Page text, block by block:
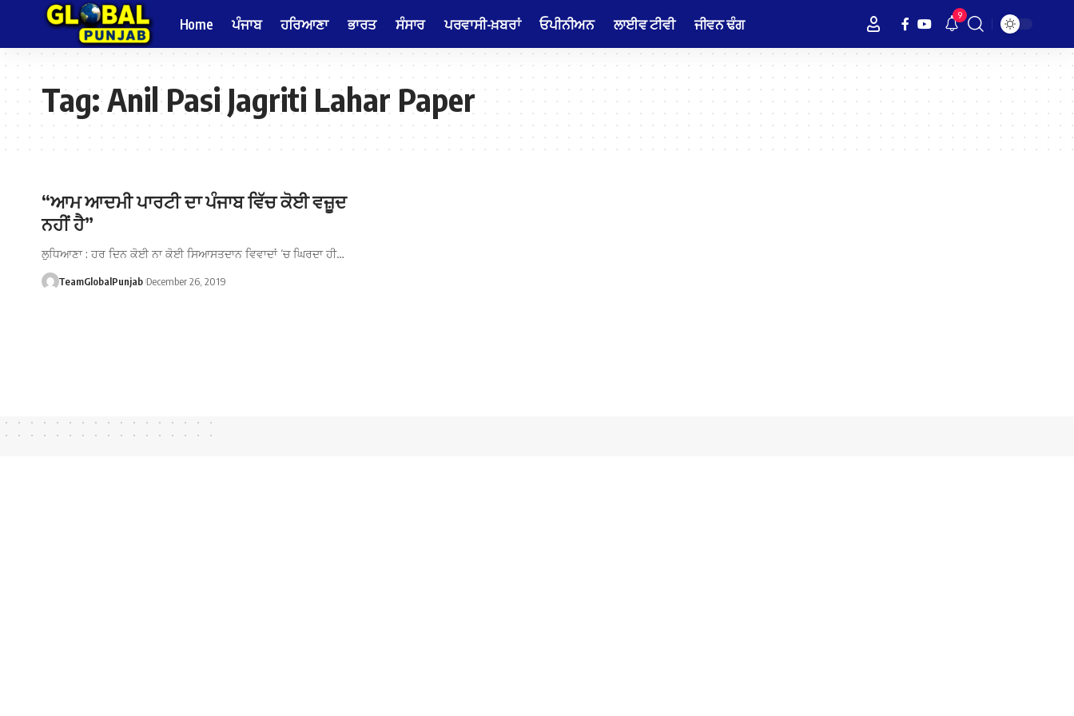
Home ਪੰਜਾਬ ਹਰਿਆਣਾ ਭਾਰਤ ਸੰਸਾਰ ਪਰਵਾਸੀ-ਖ਼ਬਰਾਂ ਓਪੀਨੀਅਨ ਲਾਈਵ ਟੀਵੀ ਜੀਵਨ ਢੰਗ 9
Tag:Anil Pasi Jagriti Lahar Paper
“ਆਮ ਆਦਮੀ ਪਾਰਟੀ ਦਾ ਪੰਜਾਬ ਵਿੱਚ ਕੋਈ ਵਜ਼ੂਦ
ਨਹੀਂ ਹੈ”
ਲੁਧਿਆਣਾ : ਹਰ ਦਿਨ ਕੋਈ ਨਾ ਕੋਈ ਸਿਆਸਤਦਾਨ ਵਿਵਾਦਾਂ ‘ਚ ਘਿਰਦਾ ਹੀ…
TeamGlobalPunjab December 26, 2019